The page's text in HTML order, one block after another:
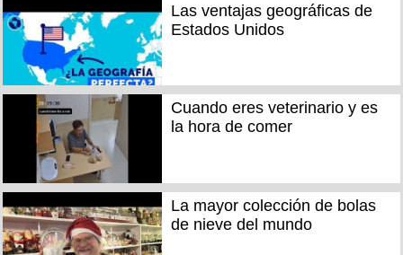
Las ventajas geográficas de
Estados Unidos
Cuando eres veterinario y es
la hora de comer
La mayor colección de bolas
de nieve del mundo